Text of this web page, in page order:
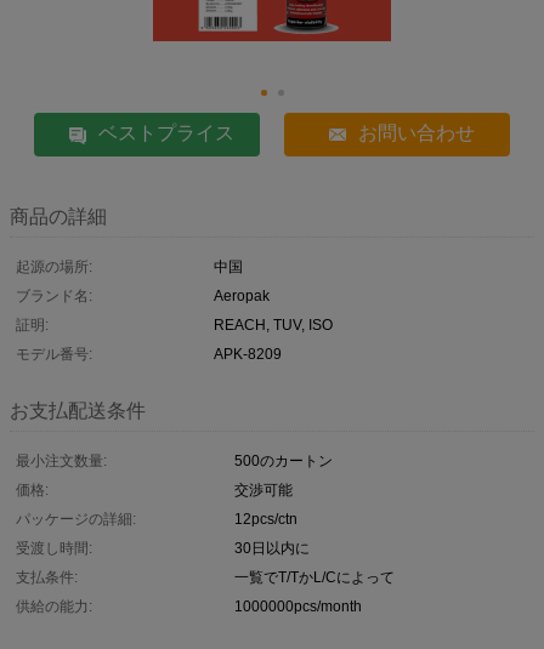
ベストプライス お問い合わせ
商品の詳細
起源の場所:
中国
ブランド名:
Aeropak
証明:
REACH, TUV, ISO
モデル番号:
APK-8209
お支払配送条件
最小注文数量:
500のカートン
価格:
交渉可能
パッケージの詳細:
12pcs/ctn
受渡し時間:
30日以内に
支払条件:
一覧でT/TかL/Cによって
供給の能力:
1000000pcs/month